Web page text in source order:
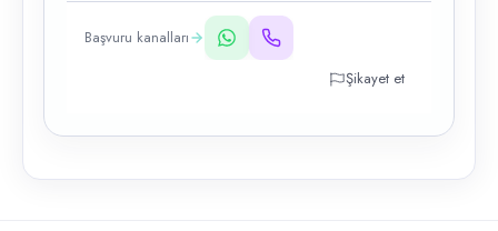
Başvuru kanalları
Şikayet et